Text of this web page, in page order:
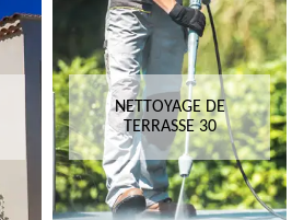
NETTOYAGE DE
TERRASSE 30